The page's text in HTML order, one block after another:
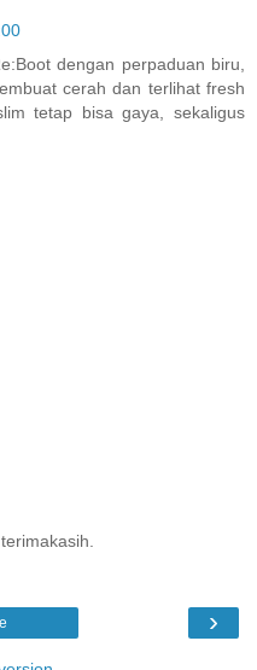
dengan perpaduan biru,
cerah dan terlihat fresh
tetap bisa gaya, sekaligus
›